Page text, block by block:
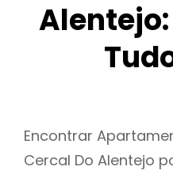
Encontrar
Cercal Do Alentejo